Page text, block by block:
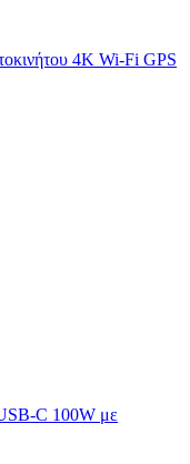
4K Wi-Fi GPS
C 100W με